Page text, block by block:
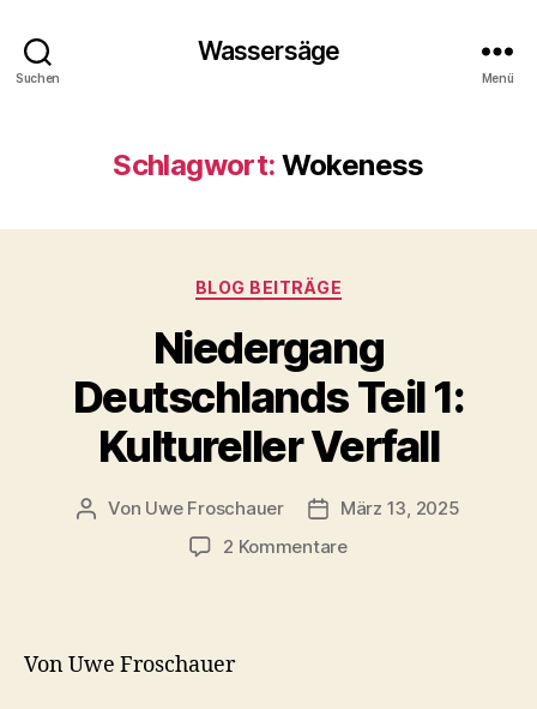
Suchen
Wassersäge
Menü
Schlagwort: Wokeness
Kategorien
BLOG BEITRÄGE
Niedergang
Deutschlands Teil 1:
Kultureller Verfall
Beitragsautor
Von Uwe Froschauer Beitragsdatum
März 13, 2025
2 Kommentarezu
Von Uwe Froschauer